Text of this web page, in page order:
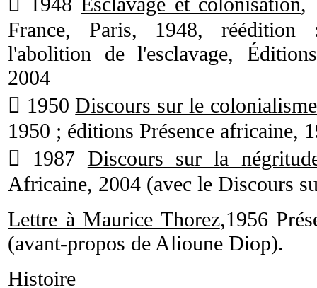
France, Paris, 1948,
l'abolition de l'esclavage,
2004
 1950Discours sur le colonialisme
1950 ; éditions Présence africaine,
 1987 Discours sur la
Africaine, 2004 (avec le Discours
Lettre à Maurice Thorez,1956
(avant-propos de Alioune Diop).
Histoire